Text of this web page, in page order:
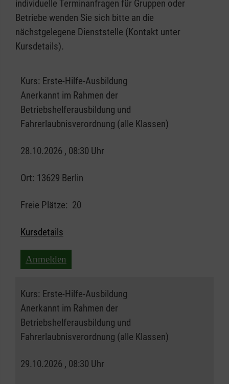
individuelle Terminanfragen für Gruppen oder
Betriebe wenden Sie sich bitte an die
nächstgelegene Dienststelle (Kontakt unter
Kursdetails).
Kurs: Erste-Hilfe-Ausbildung
Anerkannt im Rahmen der
Betriebshelferausbildung und
Fahrerlaubnisverordnung (alle Klassen)
28.10.2026 , 08:30 Uhr
Ort: 13629 Berlin
Freie Plätze: 20
Kursdetails
Anmelden
Kurs: Erste-Hilfe-Ausbildung
Anerkannt im Rahmen der
Betriebshelferausbildung und
Fahrerlaubnisverordnung (alle Klassen)
29.10.2026 , 08:30 Uhr